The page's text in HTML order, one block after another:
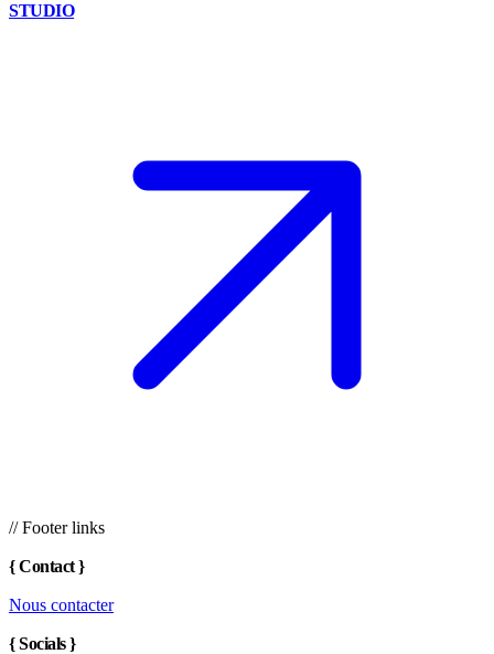
STUDIO
// Footer links
{Contact}
Nous contacter
{Socials}